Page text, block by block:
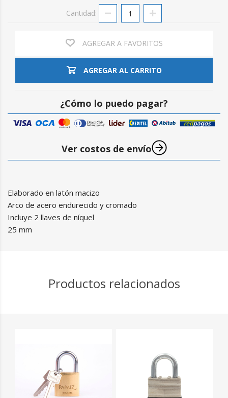
Cantidad:
AGREGAR A FAVORITOS
AGREGAR AL CARRITO
¿Cómo lo puedo pagar?
Ver costos de envío
Elaborado en latón macizo
Arco de acero endurecido y cromado
Incluye 2 llaves de níquel
25 mm
Productos relacionados